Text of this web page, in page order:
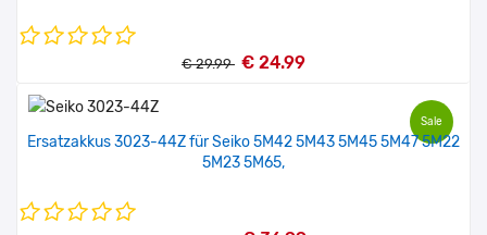
€ 29.99 € 24.99
Sale
Ersatzakkus 3023-44Z für Seiko 5M42 5M43 5M45 5M47 5M22
5M23 5M65,